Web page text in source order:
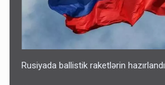
Rusiyada ballistik raketlərin